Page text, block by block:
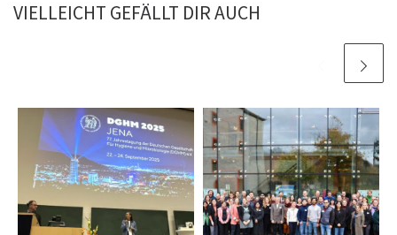
VIELLEICHT GEFÄLLT DIR AUCH